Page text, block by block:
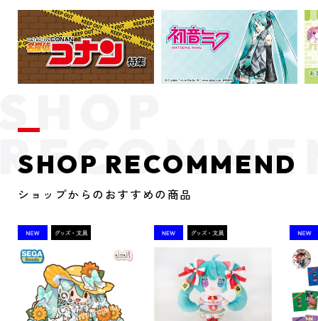
SHOP RECOMMEND
ショップからのおすすめの商品